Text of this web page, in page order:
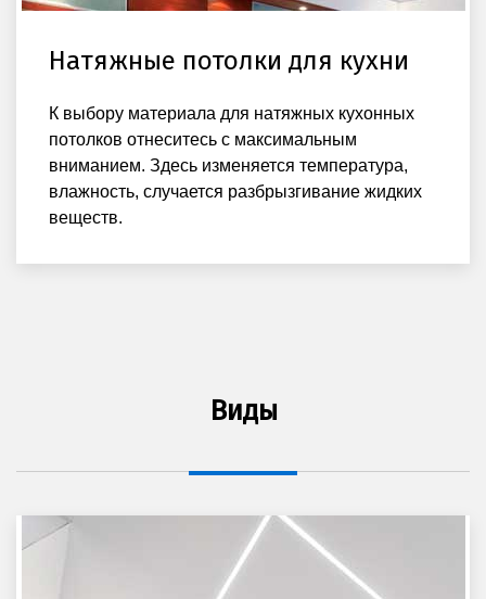
Натяжные потолки для кухни
К выбору материала для натяжных кухонных
потолков отнеситесь с максимальным
вниманием. Здесь изменяется температура,
влажность, случается разбрызгивание жидких
веществ.
Виды